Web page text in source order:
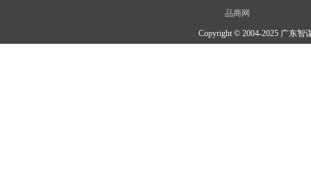
品商网
Copyright © 2004-2025 广东